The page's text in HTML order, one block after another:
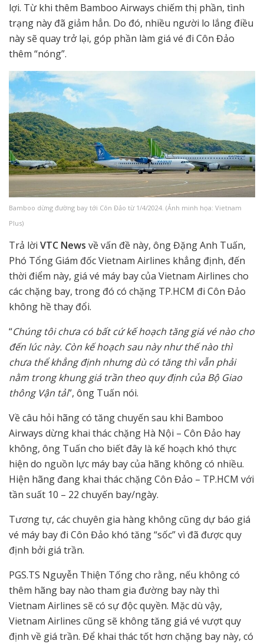
lợi. Từ khi thêm Bamboo Airways chiếm thị phần, tình
trạng này đã giảm hẳn. Do đó, nhiều người lo lắng điều
này sẽ quay trở lại, góp phần làm giá vé đi Côn Đảo
thêm “nóng”.
Bamboo dừng đường bay tới Côn Đảo từ 1/4/2024. (Ảnh minh họa: Vietnam
Plus)
Trả lời VTC News về vấn đề này, ông Đặng Anh Tuấn,
Phó Tổng Giám đốc Vietnam Airlines khẳng định, đến
thời điểm này, giá vé máy bay của Vietnam Airlines cho
các chặng bay, trong đó có chặng TP.HCM đi Côn Đảo
không hề thay đổi.
“Chúng tôi chưa có bất cứ kế hoạch tăng giá vé nào cho
đến lúc này. Còn kế hoạch sau này như thế nào thì
chưa thể khẳng định nhưng dù có tăng thì vẫn phải
nằm trong khung giá trần theo quy định của Bộ Giao
thông Vận tải”, ông Tuấn nói.
Về câu hỏi hãng có tăng chuyến sau khi Bamboo
Airways dừng khai thác chặng Hà Nội – Côn Đảo hay
không, ông Tuấn cho biết đây là kế hoạch khó thực
hiện do nguồn lực máy bay của hãng không có nhiều.
Hiện hãng đang khai thác chặng Côn Đảo – TP.HCM với
tần suất 10 – 22 chuyến bay/ngày.
Tương tự, các chuyên gia hàng không cũng dự báo giá
vé máy bay đi Côn Đảo khó tăng “sốc” vì đã được quy
định bởi giá trần.
PGS.TS Nguyễn Thiện Tống cho rằng, nếu không có
thêm hãng bay nào tham gia đường bay này thì
Vietnam Airlines sẽ có sự độc quyền. Mặc dù vậy,
Vietnam Airlines cũng sẽ không tăng giá vé vượt quy
định về giá trần. Để khai thác tốt hơn chặng bay này, có